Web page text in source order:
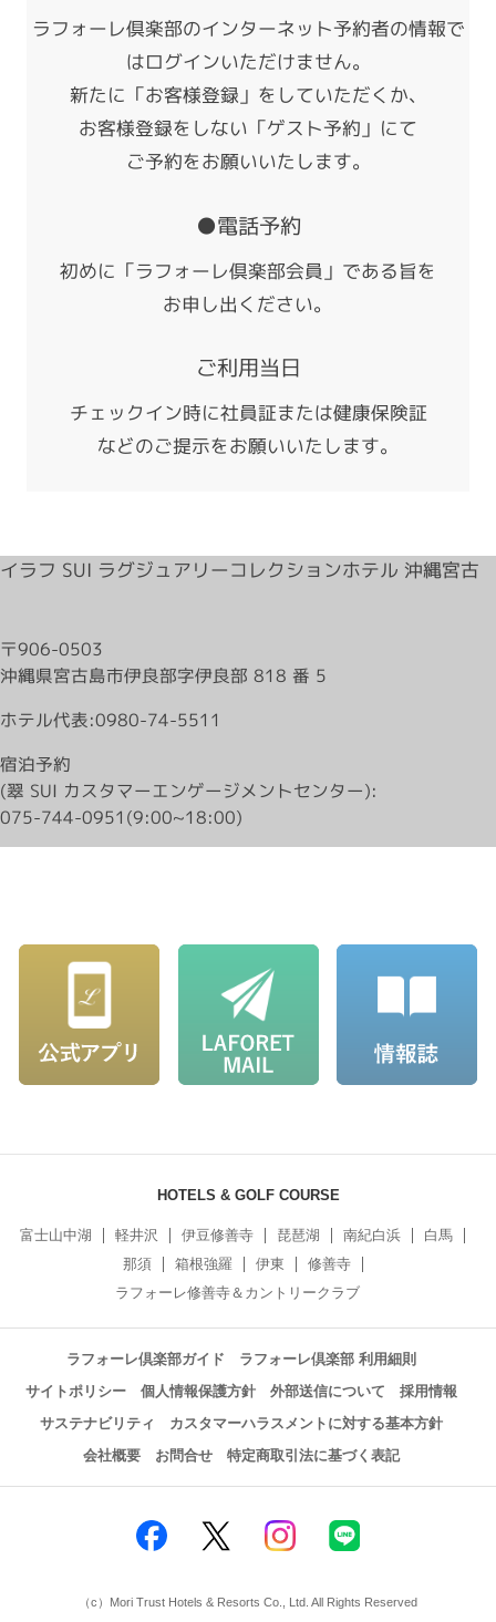
ラフォーレ倶楽部のインターネット予約者の情報で
はログインいただけません。
新たに「お客様登録」をしていただくか、
お客様登録をしない「ゲスト予約」にて
ご予約をお願いいたします。
●電話予約
初めに「ラフォーレ倶楽部会員」である旨を
お申し出ください。
ご利用当日
チェックイン時に社員証または健康保険証
などのご提示をお願いいたします。
イラフ SUI ラグジュアリーコレクションホテル 沖縄宮古
〒906-0503
沖縄県宮古島市伊良部字伊良部 818 番 5
ホテル代表:0980-74-5511
宿泊予約
(翠 SUI カスタマーエンゲージメントセンター):
075-744-0951(9:00~18:00)
HOTELS & GOLF COURSE
富士山中湖 軽井沢 伊豆修善寺 琵琶湖 南紀白浜
白馬
那須
箱根強羅 伊東
修善寺
ラフォーレ修善寺＆カントリークラブ
ラフォーレ倶楽部ガイド
ラフォーレ倶楽部 利用細則
サイトポリシー
個人情報保護方針 外部送信について
採用情報
サステナビリティ
カスタマーハラスメントに対する基本方針
会社概要
お問合せ 特定商取引法に基づく表記
（c）Mori Trust Hotels & Resorts Co., Ltd. All Rights Reserved